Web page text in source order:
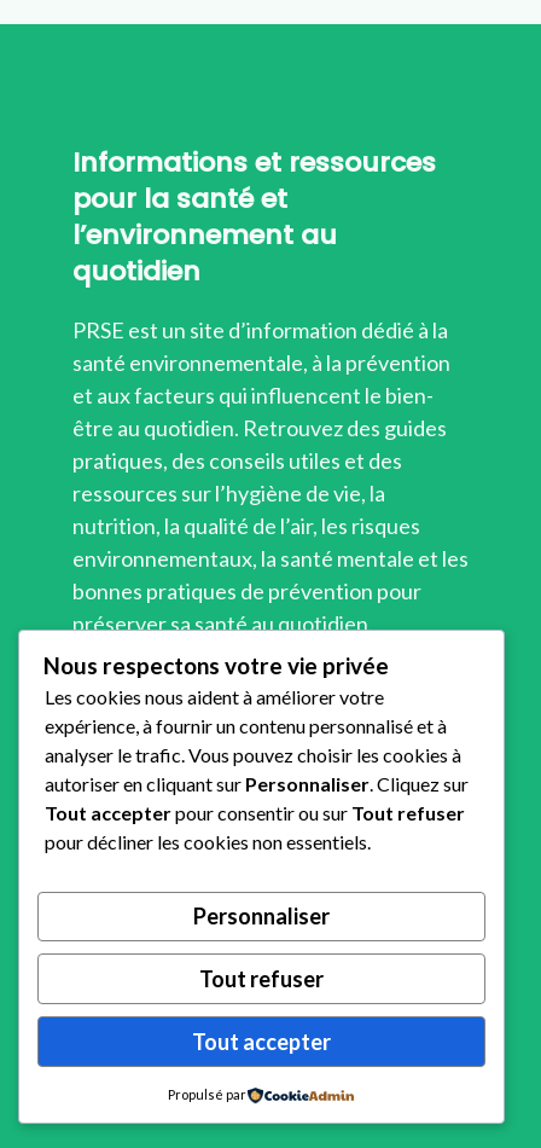
Informations et ressources
pour la santé et
l’environnement au
quotidien
PRSE est un site d’information dédié à la
santé environnementale, à la prévention
et aux facteurs qui influencent le bien-
être au quotidien. Retrouvez des guides
pratiques, des conseils utiles et des
ressources sur l’hygiène de vie, la
nutrition, la qualité de l’air, les risques
environnementaux, la santé mentale et les
bonnes pratiques de prévention pour
préserver sa santé au quotidien.
Nous contacter
Contact
PRSE
12 rue du Général
Paris, 75006
rapido.sponso@gmail.com
Partenaires
Nous respectons votre vie privée
Les cookies nous aident à améliorer votre
expérience, à fournir un contenu personnalisé et à
analyser le trafic. Vous pouvez choisir les cookies à
autoriser en cliquant sur Personnaliser . Cliquez sur
Tout accepterpour consentir ou sur Tout refuser
pour décliner les cookies non essentiels.
Personnaliser
Tout refuser
Tout accepter
Propulsé par